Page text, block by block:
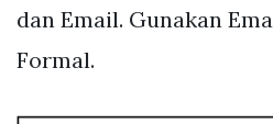
dan Email. Gunakan
Formal.